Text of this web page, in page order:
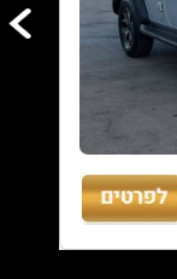
הייתה קלה יותר,
ניתן לראות את